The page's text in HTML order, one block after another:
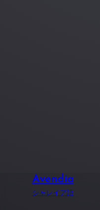
Avendia
シャレイア語